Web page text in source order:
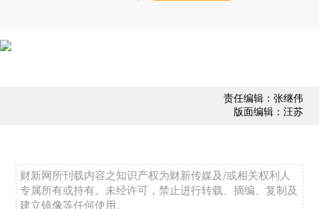
责任编辑：张继伟
版面编辑：汪苏
财新网所刊载内容之知识产权为财新传媒及/或相关权利人
专属所有或持有。未经许可，禁止进行转载、摘编、复制及
建立镜像等任何使用。